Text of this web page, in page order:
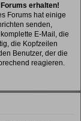
erhalten!
Forums hat einige
senden,
E-Mail, die
die Kopfzeilen
Benutzer, der die
reagieren.